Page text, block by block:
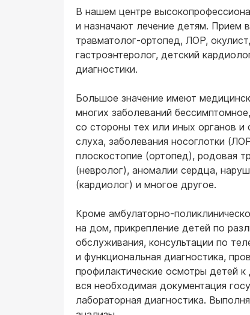
В нашем центре
и назначают лечение детям. Прием
травматолог-ортопед, ЛОР,
гастроэнтеролог, детский
диагностики.
Большое значение имеют
многих заболеваний
со стороны тех или иных органов и
слуха, заболевания носоглотки
плоскостопие (ортопед), родовая
(невролог), аномалии сердца,
(кардиолог) и многое другое.
Кроме амбулаторно-
на дом, прикрепление детей по
обслуживания, консультации по
и функциональная диагностика,
профилактические осмотры детей
вся необходимая документация
лабораторная диагностика.